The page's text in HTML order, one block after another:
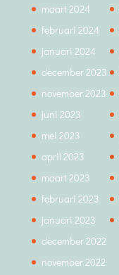
maart 2024
februari 2024
januari 2024
december 2023
november 2023
juni 2023
mei 2023
april 2023
maart 2023
februari 2023
januari 2023
december 2022
november 2022